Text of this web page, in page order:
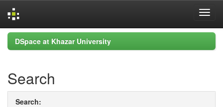
Skip
navigation
DSpace at Khazar University
Search
Search: